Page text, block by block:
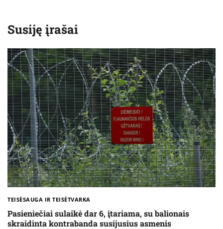
Susiję įrašai
TEISĖSAUGA IR TEISĖTVARKA
Pasieniečiai sulaikė dar 6, įtariama, su balionais
skraidinta kontrabanda susijusius asmenis